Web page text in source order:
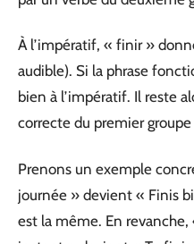
À l’impératif, « finir »
audible). Si la phrase
bien à l’impératif. Il reste
correcte du premier groupe
Prenons un exemple
journée » devient « Finis
est la même. En